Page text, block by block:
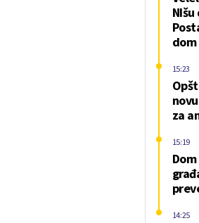
za
15:23
15:19
14:25